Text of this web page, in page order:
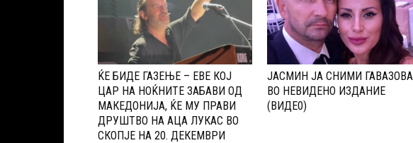
ЌЕ БИДЕ ГАЗЕЊЕ – ЕВЕ КОЈ
ЦАР НА НОЌНИТЕ ЗАБАВИ ОД
МАКЕДОНИЈА, ЌЕ МУ ПРАВИ
ДРУШТВО НА АЦА ЛУКАС ВО
СКОПЈЕ НА 20. ДЕКЕМВРИ
ЈАСМИН ЈА СНИМИ ГАВАЗОВА
ВО НЕВИДЕНО ИЗДАНИЕ
(ВИДЕ0)